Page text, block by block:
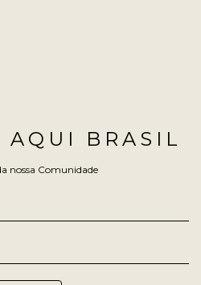
AQUI BRASIL
nossa Comunidade